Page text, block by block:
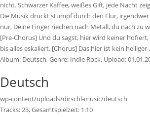
nicht. Schwarzer Kaffee, weißes Gift, jede Nacht
Die Musik drückt stumpf durch den Flur,
nur, Deine Finger riechen nach Metall, du nach zu
[Pre-Chorus] Und du sagst, hier wird keiner
bis alles eskaliert. [Chorus] Das hier ist kein heiliger
Album: Deutsch, Genre: Indie Rock, Upload:
Deutsch
wp-content/uploads/dirschl-music/deutsch
Tracks:23, Gesamtspielzeit: 1:10